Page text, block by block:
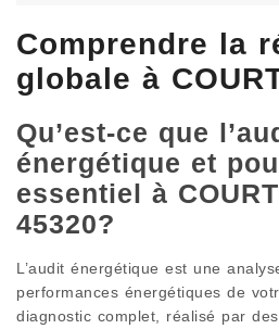
Comprendre la
globale à
Qu’est-ce que
énergétique et
essentiel à
45320?
L’audit énergétique est une
performances énergétiques de
diagnostic complet, réalisé par